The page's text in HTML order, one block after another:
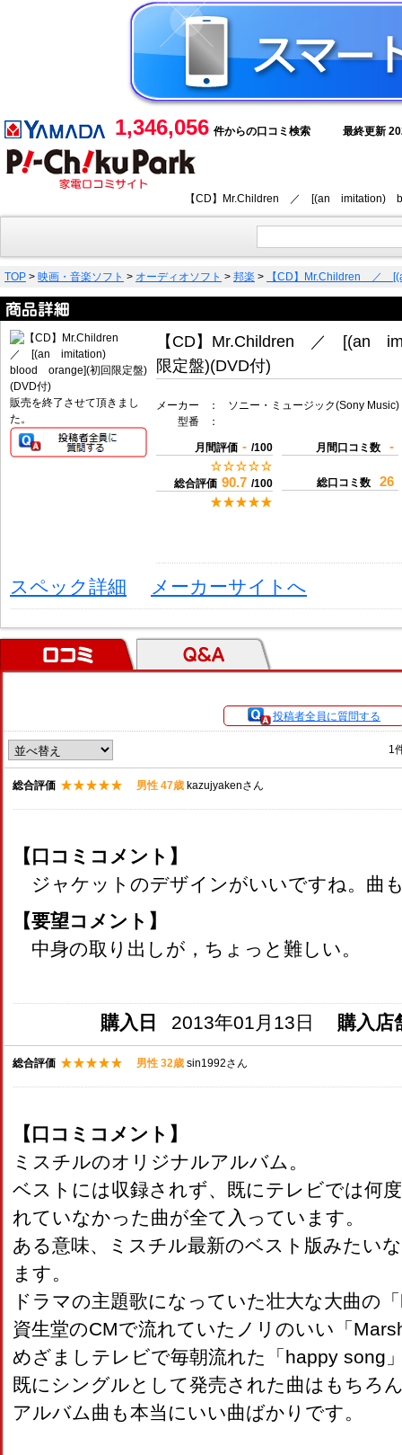
1,346,056 件からの口コミ検索 最終更新
【CD】Mr.Children ／ [(an imitation)
TOP > 映画・音楽ソフト > オーディオソフト > 邦楽 > 【CD】Mr.Children ／
販売を終了させて頂きまし
た。
【CD】Mr.Children ／ [(an
限定盤)(DVD付)
メーカー ：
ソニー・ミュージック(Sony Music)
型番
：
月間評価 - /100
総合評価 90.7 /100
月間口コミ数 -
総口コミ数 26
スペック詳細 メーカーサイトへ
投稿者全員に質問する
1
総合評価 男性 47歳 kazujyakenさん
【口コミコメント】
ジャケットのデザインがいいですね。曲
【要望コメント】
中身の取り出しが，ちょっと難しい。
購入日 2013年01月13日 購入店
総合評価 男性 32歳 sin1992さん
【口コミコメント】
ミスチルのオリジナルアルバム。
ベストには収録されず、既にテレビでは何
れていなかった曲が全て入っています。
ある意味、ミスチル最新のベスト版みたい
ます。
ドラマの主題歌になっていた壮大な大曲の
資生堂のCMで流れていたノリのいい「
めざましテレビで毎朝流れた「happy song
既にシングルとして発売された曲はもちろ
アルバム曲も本当にいい曲ばかりです。